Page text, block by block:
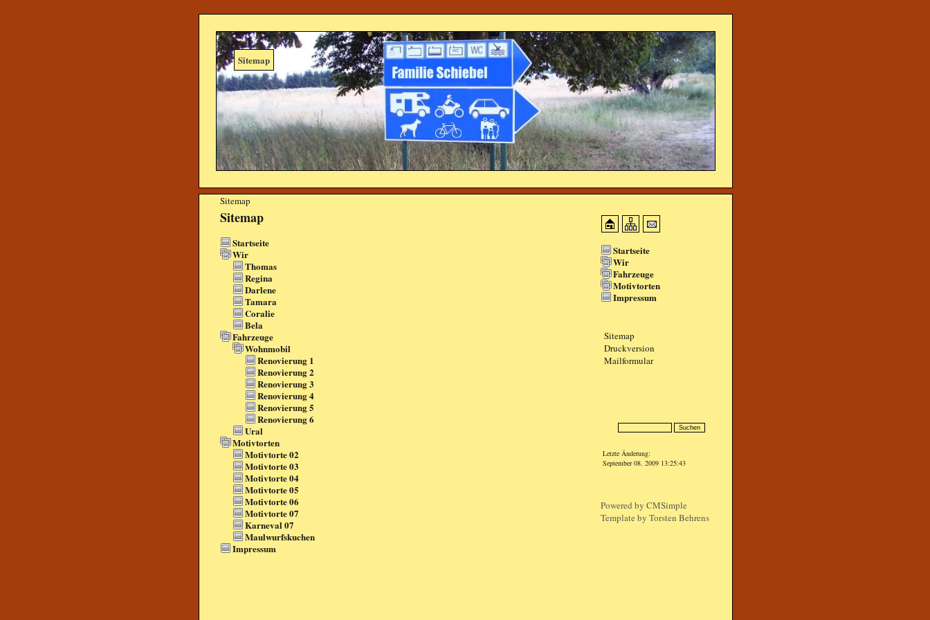
Sitemap
Sitemap
Sitemap
Startseite
Wir
Thomas
Regina
Darlene
Tamara
Coralie
Bela
Fahrzeuge
Wohnmobil
Renovierung 1
Renovierung 2
Renovierung 3
Renovierung 4
Renovierung 5
Renovierung 6
Ural
Motivtorten
Motivtorte 02
Motivtorte 03
Motivtorte 04
Motivtorte 05
Motivtorte 06
Motivtorte 07
Karneval 07
Maulwurfskuchen
Impressum
Startseite
Wir
Fahrzeuge
Motivtorten
Impressum
Sitemap
Druckversion
Mailformular
Letzte Änderung:
September 08. 2009 13:25:43
Powered by CMSimple
Template by Torsten Behrens